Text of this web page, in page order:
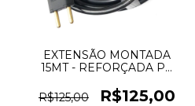
EXTENSÃO MONTADA
15MT - REFORÇADA PP
R$125,00
R$125,00